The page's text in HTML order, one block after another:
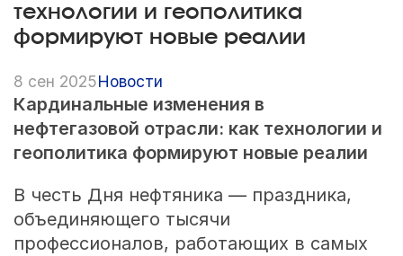
технологии и геополитика
формируют новые реалии
8 сен 2025Новости
Кардинальные изменения в
нефтегазовой отрасли: как технологии и
геополитика формируют новые реалии
В честь Дня нефтяника — праздника,
объединяющего тысячи
профессионалов, работающих в самых